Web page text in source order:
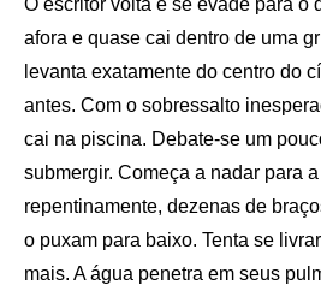
O escritor volta e se evade para o
afora e quase cai dentro de uma
levanta exatamente do centro do
antes. Com o sobressalto
cai na piscina. Debate-se um
submergir. Começa a nadar para
repentinamente, dezenas de
o puxam para baixo. Tenta se
mais. A água penetra em seus